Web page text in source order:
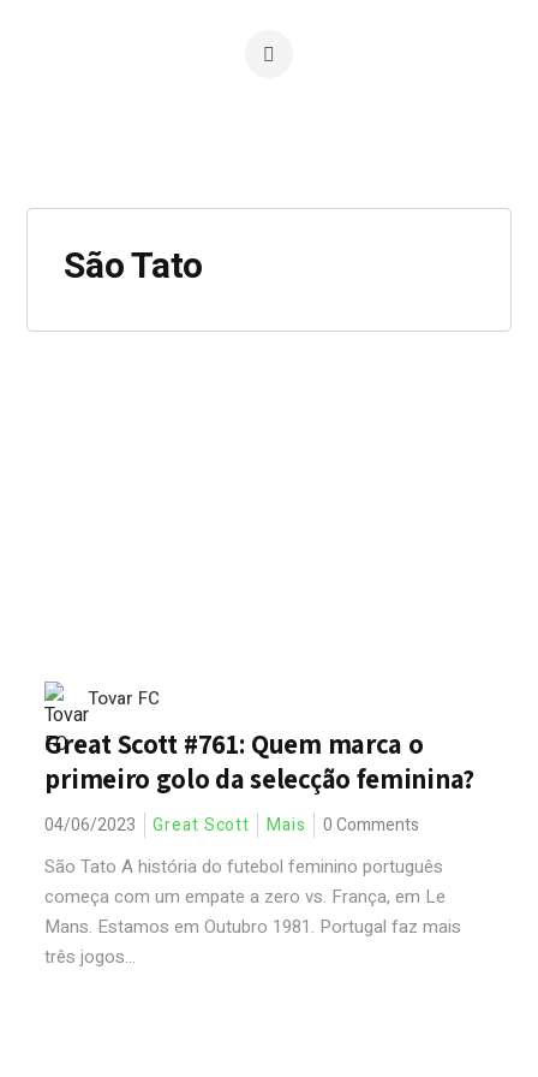
São Tato
Tovar FC
Great Scott #761: Quem marca o
primeiro golo da selecção feminina?
04/06/2023 Great Scott Mais 0 Comments
São Tato A história do futebol feminino português
começa com um empate a zero vs. França, em Le
Mans. Estamos em Outubro 1981. Portugal faz mais
três jogos...